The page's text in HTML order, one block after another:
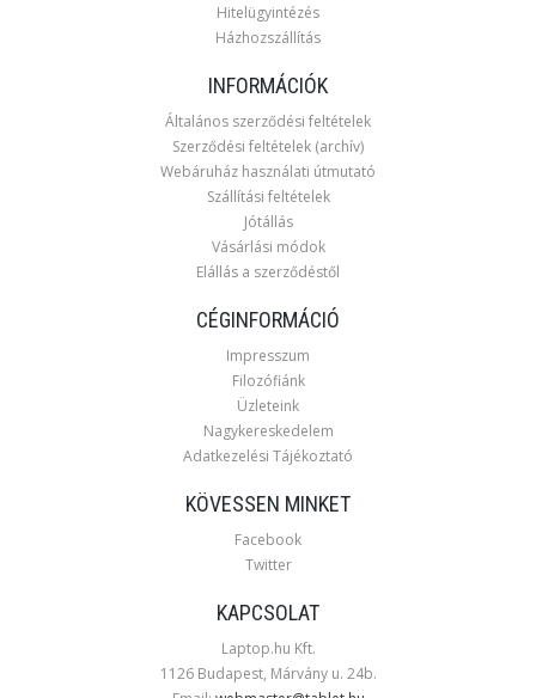
Hitelügyintézés
Házhozszállítás
INFORMÁCIÓK
Általános szerződési feltételek
Szerződési feltételek (archív)
Webáruház használati útmutató
Szállítási feltételek
Jótállás
Vásárlási módok
Elállás a szerződéstől
CÉGINFORMÁCIÓ
Impresszum
Filozófiánk
Üzleteink
Nagykereskedelem
Adatkezelési Tájékoztató
KÖVESSEN MINKET
Facebook
Twitter
KAPCSOLAT
Laptop.hu Kft.
1126 Budapest, Márvány u. 24b.